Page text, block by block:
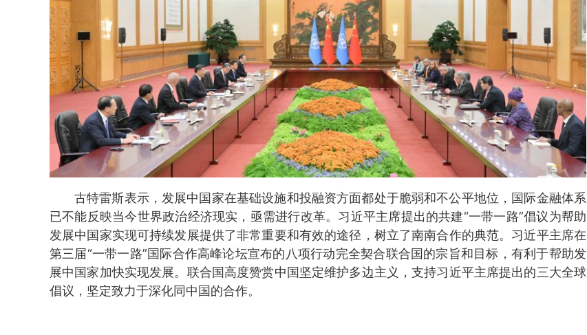
古特雷斯表示，发展中国家在基础设施和投融资方面都处于脆弱和不公平地位，国际金融体系
已不能反映当今世界政治经济现实，亟需进行改革。习近平主席提出的共建“一带一路”倡议为帮助
发展中国家实现可持续发展提供了非常重要和有效的途径，树立了南南合作的典范。习近平主席在
第三届“一带一路”国际合作高峰论坛宣布的八项行动完全契合联合国的宗旨和目标，有利于帮助发
展中国家加快实现发展。联合国高度赞赏中国坚定维护多边主义，支持习近平主席提出的三大全球
倡议，坚定致力于深化同中国的合作。